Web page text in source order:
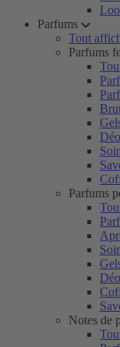
Parfums
Tout
Parfums
Parfums
Notes de